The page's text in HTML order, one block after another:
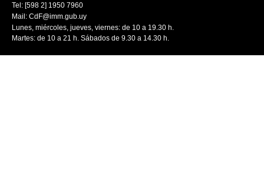
Tel: [598 2] 1950 7960
Mail: CdF@imm.gub.uy
Lunes, miércoles, jueves, viernes: de 10 a 19.30 h.
Martes: de 10 a 21 h. Sábados de 9.30 a 14.30 h.